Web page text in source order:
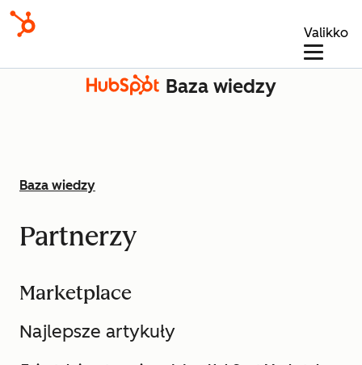
Valikko
Baza wiedzy
Baza wiedzy
Partnerzy
Marketplace
Najlepsze artykuły